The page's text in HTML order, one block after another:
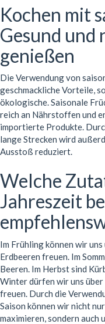
Kochen mit
Gesund und
genießen
Die Verwendung von
geschmackliche Vorteile,
ökologische. Saisonale
reich an Nährstoffen und
importierte Produkte.
lange Strecken wird
Ausstoß reduziert.
Welche
Jahreszeit
Im Frühling können wir
Erdbeeren freuen. Im
Beeren. Im Herbst sind
Winter dürfen wir uns
freuen. Durch die
Saison können wir nicht
maximieren, sondern auch